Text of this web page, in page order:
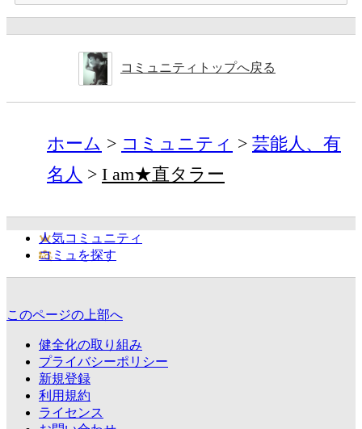
コミュニティトップへ戻る
ホーム コミュニティ
芸能人、有
名人
I am★直タラー
人気コミュニティ
コミュを探す
このページの上部へ
健全化の取り組み
プライバシーポリシー
新規登録
利用規約
ライセンス